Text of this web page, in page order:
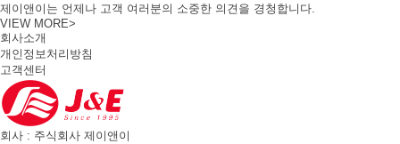
제이앤이는 언제나 고객 여러분의 소중한 의견을 경청합니다.
VIEW MORE>
회사소개
개인정보처리방침
고객센터
회사 : 주식회사 제이앤이